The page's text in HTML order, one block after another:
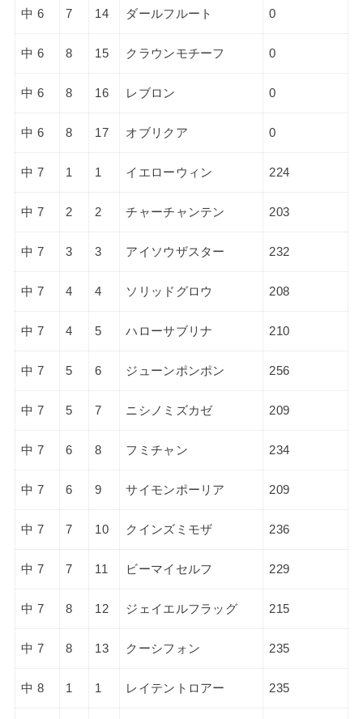
中 6 7 14 ダールフルート 0
中 6 8 15 クラウンモチーフ 0
中 6 8 16 レブロン 0
中 6 8 17 オブリクア 0
中 7 1 1 イエローウィン 224
中 7 2 2 チャーチャンテン 203
中 7 3 3 アイソウザスター 232
中 7 4 4 ソリッドグロウ 208
中 7 4 5 ハローサブリナ 210
中 7 5 6 ジューンポンポン 256
中 7 5 7 ニシノミズカゼ 209
中 7 6 8 フミチャン 234
中 7 6 9 サイモンポーリア 209
中 7 7 10 クインズミモザ 236
中 7 7 11 ビーマイセルフ 229
中 7 8 12 ジェイエルフラッグ 215
中 7 8 13 クーシフォン 235
中 8 1 1 レイテントロアー 235